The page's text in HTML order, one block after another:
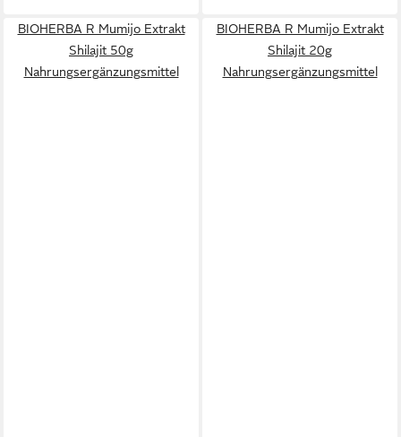
BIOHERBA R Mumijo Extrakt
Shilajit 50g
Nahrungsergänzungsmittel
BIOHERBA R Mumijo Extrakt
Shilajit 20g
Nahrungsergänzungsmittel